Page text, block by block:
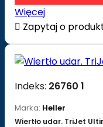
Więcej
 Zapytaj o
Indeks: 26760 1
Marka: Heller
Wiertło udar. TriJet